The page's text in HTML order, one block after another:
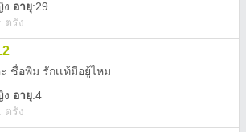
อายุ:29
: ตรัง
ชื่อพิม รักเเท้มีอยู้ไหม
อายุ:4
: ตรัง